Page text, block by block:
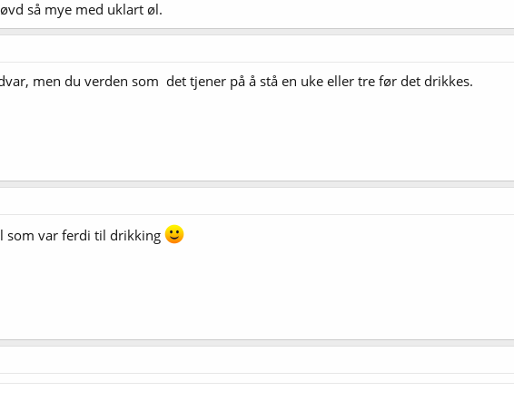
så mye med uklart øl.
men du verden som det tjener på å stå en uke eller tre før det drikkes.
som var ferdi til drikking